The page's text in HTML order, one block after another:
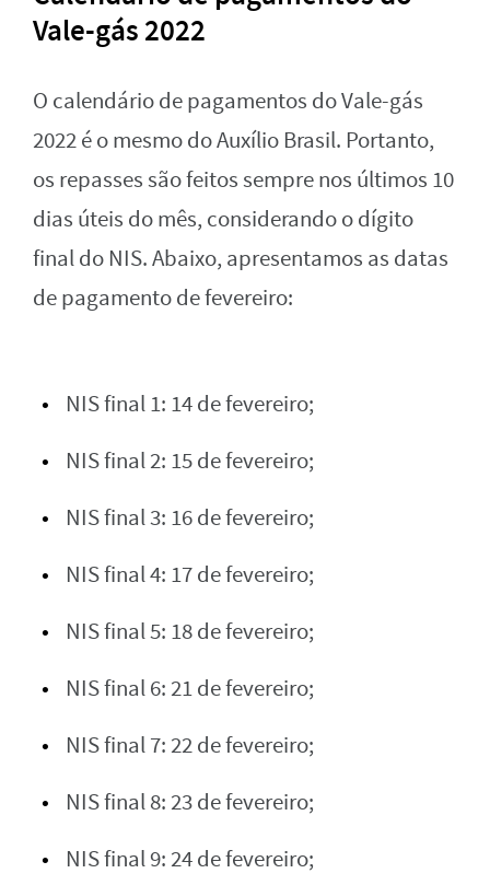
Vale-gás 2022
O calendário de pagamentos do Vale-gás
2022 é o mesmo do Auxílio Brasil. Portanto,
os repasses são feitos sempre nos últimos 10
dias úteis do mês, considerando o dígito
final do NIS. Abaixo, apresentamos as datas
de pagamento de fevereiro:
NIS final 1: 14 de fevereiro;
NIS final 2: 15 de fevereiro;
NIS final 3: 16 de fevereiro;
NIS final 4: 17 de fevereiro;
NIS final 5: 18 de fevereiro;
NIS final 6: 21 de fevereiro;
NIS final 7: 22 de fevereiro;
NIS final 8: 23 de fevereiro;
NIS final 9: 24 de fevereiro;